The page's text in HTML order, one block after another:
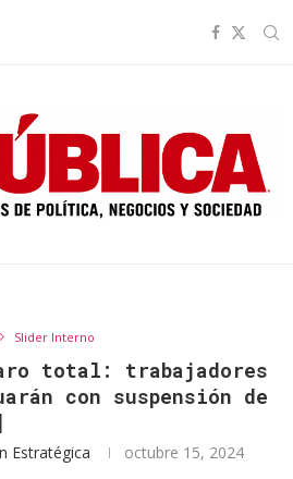
Slider Interno
total: trabajadores
con suspensión de
Estratégica octubre 15, 2024